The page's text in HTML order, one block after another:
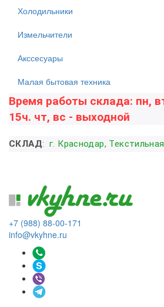
Холодильники
Измельчители
Акссесуары
Малая бытовая техника
Время работы склада: пн,
15ч. чт, вс - выходной
СКЛАД: г. Краснодар,
+7 (988) 88-00-171
info@vkyhne.ru